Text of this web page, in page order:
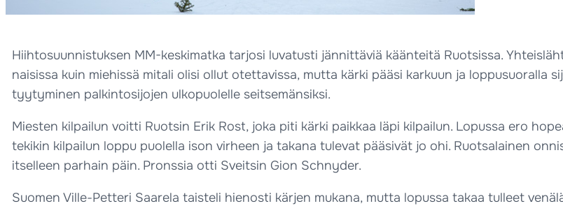
Hiihtosuunnistuksen MM-keskimatka tarjosi luvatusti jännittäviä käänteitä Ruotsissa.
naisissa kuin miehissä mitali olisi ollut otettavissa, mutta kärki pääsi karkuun ja loppusuoralla
tyytyminen palkintosijojen ulkopuolelle seitsemänsiksi.
Miesten kilpailun voitti Ruotsin Erik Rost, joka piti kärki paikkaa läpi kilpailun. Lopussa ero
tekikin kilpailun loppu puolella ison virheen ja takana tulevat pääsivät jo ohi. Ruotsalainen
itselleen parhain päin. Pronssia otti Sveitsin Gion Schnyder.
Suomen Ville-Petteri Saarela taisteli hienosti kärjen mukana, mutta lopussa takaa tulleet